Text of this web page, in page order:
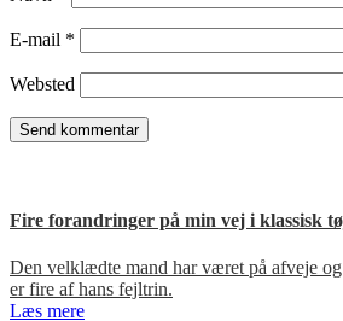
E-mail *
Websted
Fire forandringer på min vej i klassisk
Den velklædte mand har været på afveje
er fire af hans fejltrin.
Læs mere